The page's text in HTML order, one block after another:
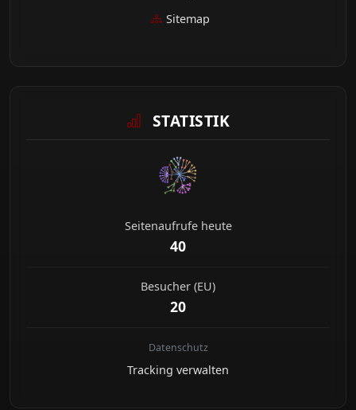
Sitemap
STATISTIK
Seitenaufrufe heute
40
Besucher (EU)
20
Datenschutz
Tracking verwalten